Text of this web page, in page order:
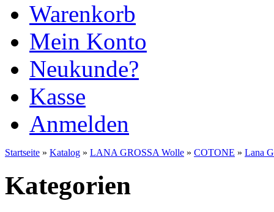
Warenkorb
Mein Konto
Neukunde?
Kasse
Anmelden
Startseite » Katalog » LANA GROSSA Wolle » COTONE » Lana
Kategorien